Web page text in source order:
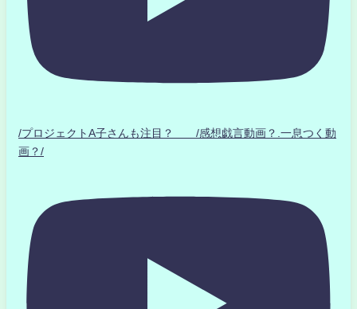
/プロジェクトA子さんも注目？ /感想戯言動画？.一息つく動
画？/